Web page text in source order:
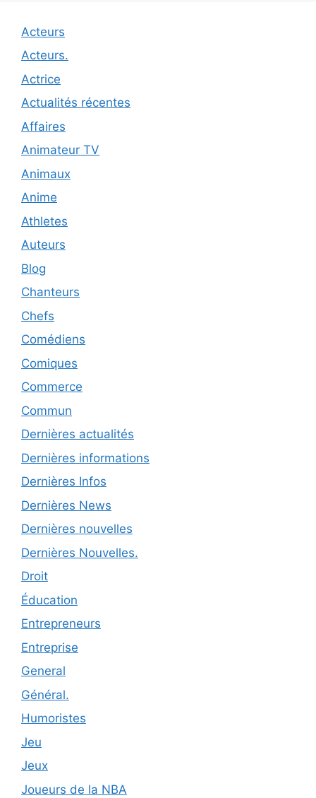
Acteurs
Acteurs.
Actrice
Actualités récentes
Affaires
Animateur TV
Animaux
Anime
Athletes
Auteurs
Blog
Chanteurs
Chefs
Comédiens
Comiques
Commerce
Commun
Dernières actualités
Dernières informations
Dernières Infos
Dernières News
Dernières nouvelles
Dernières Nouvelles.
Droit
Éducation
Entrepreneurs
Entreprise
General
Général.
Humoristes
Jeu
Jeux
Joueurs de la NBA